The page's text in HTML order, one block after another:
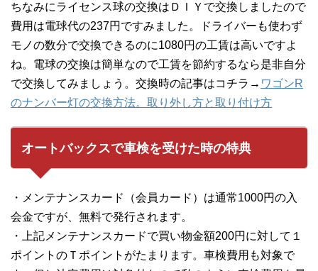
ちなみにライセンス球の交換はＤＩＹで交換しましたので
費用は電球代の237円ですみました。ドライバーも使わず
モノの数分で交換できるのに1080円の工賃は高いですよ
ね。電球の交換は簡単なので工賃を節約するなら是非自分
で交換してみましょう。交換時の記事はコチラ→ ワゴンR
のナンバー灯の交換方法。取り外し方と取り付け方
オートバックスで車検を受けた時の特典
・メンテナンスカード（会員カード）は通常1000円の入
会金ですが、無料で発行されます。
・上記メンテナンスカードで買い物金額200円に対して１
ポイントのＴポイントがたまります。車検費用も対象で